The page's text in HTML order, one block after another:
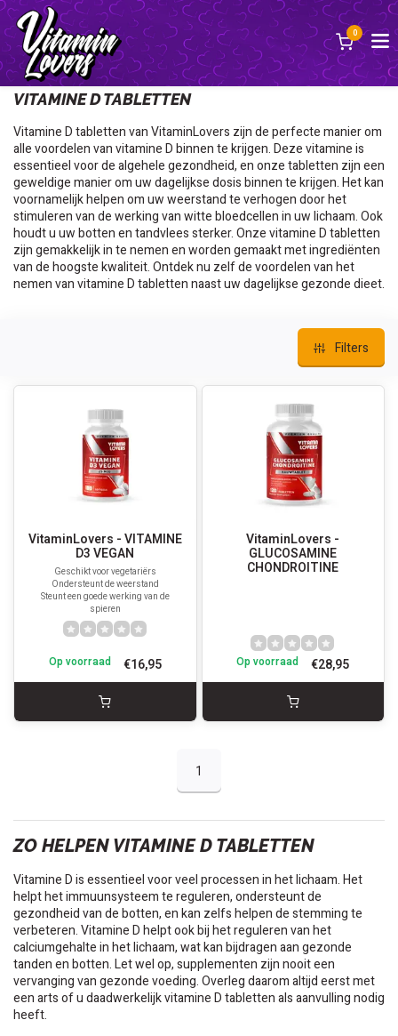
0
Terug
VITAMINE D TABLETTEN
Vitamine D tabletten van VitaminLovers zijn de perfecte manier om
alle voordelen van vitamine D binnen te krijgen. Deze vitamine is
essentieel voor de algehele gezondheid, en onze tabletten zijn een
geweldige manier om uw dagelijkse dosis binnen te krijgen. Het kan
voornamelijk helpen om uw weerstand te verhogen door het
stimuleren van de werking van witte bloedcellen in uw lichaam. Ook
houdt u uw botten en tandvlees sterker. Onze vitamine D tabletten
zijn gemakkelijk in te nemen en worden gemaakt met ingrediënten
van de hoogste kwaliteit. Ontdek nu zelf de voordelen van het
nemen van vitamine D tabletten naast uw dagelijkse gezonde dieet.
Filters
VitaminLovers - VITAMINE
D3 VEGAN
Geschikt voor vegetariërs
Ondersteunt de weerstand
Steunt een goede werking van de
spieren
€16,95
Op voorraad
VitaminLovers -
GLUCOSAMINE
CHONDROITINE
€28,95
Op voorraad
1
ZO HELPEN VITAMINE D TABLETTEN
Vitamine D is essentieel voor veel processen in het lichaam. Het
helpt het immuunsysteem te reguleren, ondersteunt de
gezondheid van de botten, en kan zelfs helpen de stemming te
verbeteren. Vitamine D helpt ook bij het reguleren van het
calciumgehalte in het lichaam, wat kan bijdragen aan gezonde
tanden en botten. Let wel op, supplementen zijn nooit een
vervanging van gezonde voeding. Overleg daarom altijd eerst met
een arts of u daadwerkelijk vitamine D tabletten als aanvulling nodig
heeft.